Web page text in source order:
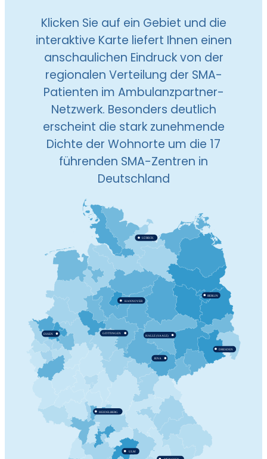
Klicken Sie auf ein Gebiet und die
interaktive Karte liefert Ihnen einen
anschaulichen Eindruck von der
regionalen Verteilung der SMA-
Patienten im Ambulanzpartner-
Netzwerk. Besonders deutlich
erscheint die stark zunehmende
Dichte der Wohnorte um die 17
führenden SMA-Zentren in
Deutschland